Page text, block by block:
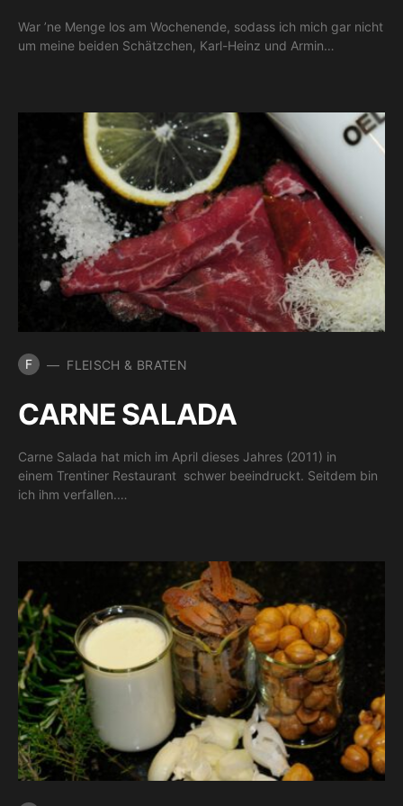
War ’ne Menge los am Wochenende, sodass ich mich gar nicht
um meine beiden Schätzchen, Karl-Heinz und Armin…
F FLEISCH & BRATEN
CARNE SALADA
Carne Salada hat mich im April dieses Jahres (2011) in
einem Trentiner Restaurant schwer beeindruckt. Seitdem bin
ich ihm verfallen.…